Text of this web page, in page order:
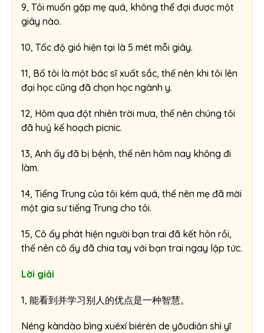
9, Tôi muốn gặp mẹ quá, không thể đợi được một
giây nào.
10, Tốc độ gió hiện tại là 5 mét mỗi giây.
11, Bố tôi là một bác sĩ xuất sắc, thế nên khi tôi lên
đại học cũng đã chọn học ngành y.
12, Hôm qua đột nhiên trời mưa, thế nên chúng tôi
đã huỷ kế hoạch picnic.
13, Anh ấy đã bị bệnh, thế nên hôm nay không đi
làm.
14, Tiếng Trung của tôi kém quá, thế nên mẹ đã mời
một gia sư tiếng Trung cho tôi.
15, Cô ấy phát hiện người bạn trai đã kết hôn rồi,
thế nên cô ấy đã chia tay với bạn trai ngay lập tức.
Lời giải
1, 能看到并学习别人的优点是一种智慧。
Néng kàndào bìng xuéxí biérén de yōudiǎn shì yī